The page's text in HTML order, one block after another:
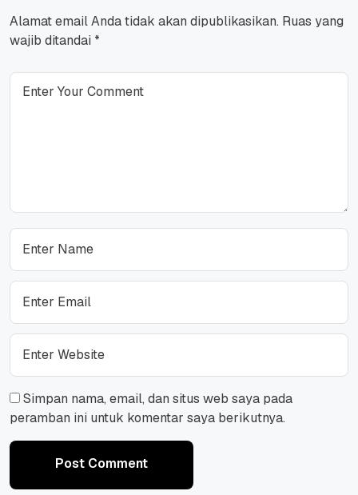
Alamat email Anda tidak akan dipublikasikan. Ruas yang
wajib ditandai *
Simpan nama, email, dan situs web saya pada
peramban ini untuk komentar saya berikutnya.
Post Comment